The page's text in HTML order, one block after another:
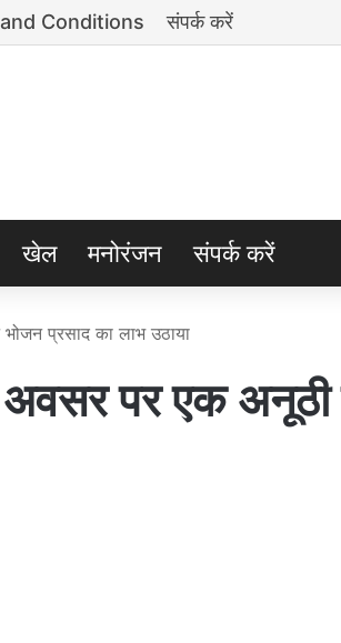
Conditions संपर्क करें
खेल मनोरंजन संपर्क करें
प्रसाद का लाभ उठाया
पर एक अनूठी